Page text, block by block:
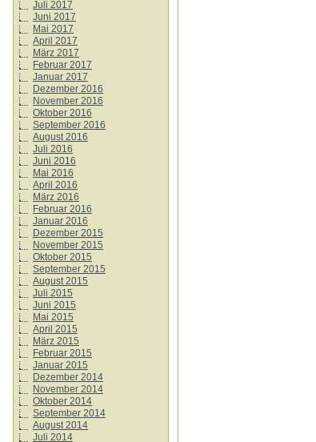
Juli 2017
Juni 2017
Mai 2017
April 2017
März 2017
Februar 2017
Januar 2017
Dezember 2016
November 2016
Oktober 2016
September 2016
August 2016
Juli 2016
Juni 2016
Mai 2016
April 2016
März 2016
Februar 2016
Januar 2016
Dezember 2015
November 2015
Oktober 2015
September 2015
August 2015
Juli 2015
Juni 2015
Mai 2015
April 2015
März 2015
Februar 2015
Januar 2015
Dezember 2014
November 2014
Oktober 2014
September 2014
August 2014
Juli 2014